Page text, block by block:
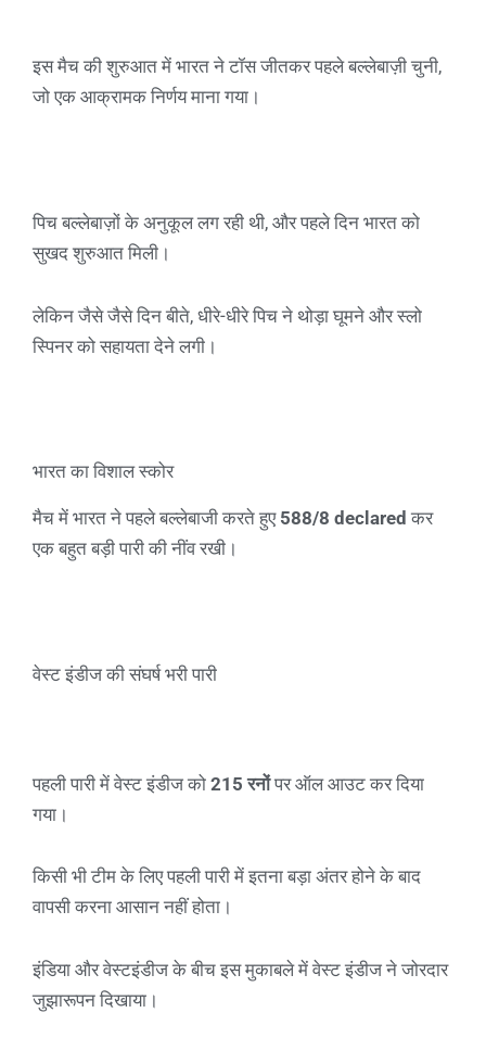
इस मैच की शुरुआत में भारत ने टॉस जीतकर पहले बल्लेबाज़ी चुनी,
जो एक आक्रामक निर्णय माना गया।
पिच बल्लेबाज़ों के अनुकूल लग रही थी, और पहले दिन भारत को
सुखद शुरुआत मिली।
लेकिन जैसे जैसे दिन बीते, धीरे-धीरे पिच ने थोड़ा घूमने और स्लो
स्पिनर को सहायता देने लगी।
भारत का विशाल स्कोर
मैच में भारत ने पहले बल्लेबाजी करते हुए 588/8 declared कर
एक बहुत बड़ी पारी की नींव रखी।
वेस्ट इंडीज की संघर्ष भरी पारी
पहली पारी में वेस्ट इंडीज को 215 रनोंपर ऑल आउट कर दिया
गया।
किसी भी टीम के लिए पहली पारी में इतना बड़ा अंतर होने के बाद
वापसी करना आसान नहीं होता।
इंडिया और वेस्टइंडीज के बीच इस मुकाबले में वेस्ट इंडीज ने जोरदार
जुझारूपन दिखाया।